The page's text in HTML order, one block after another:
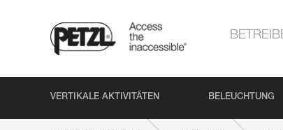
VERTIKALE AKTIVITÄTEN BELEUCHTUNG